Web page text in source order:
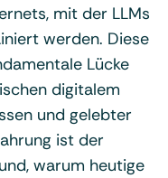
mit der LLMs
werden. Diese
Lücke
digitalem
und gelebter
ist der
warum heutige